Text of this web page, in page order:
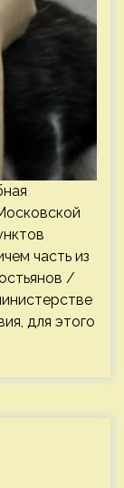
часть из
/
для этого